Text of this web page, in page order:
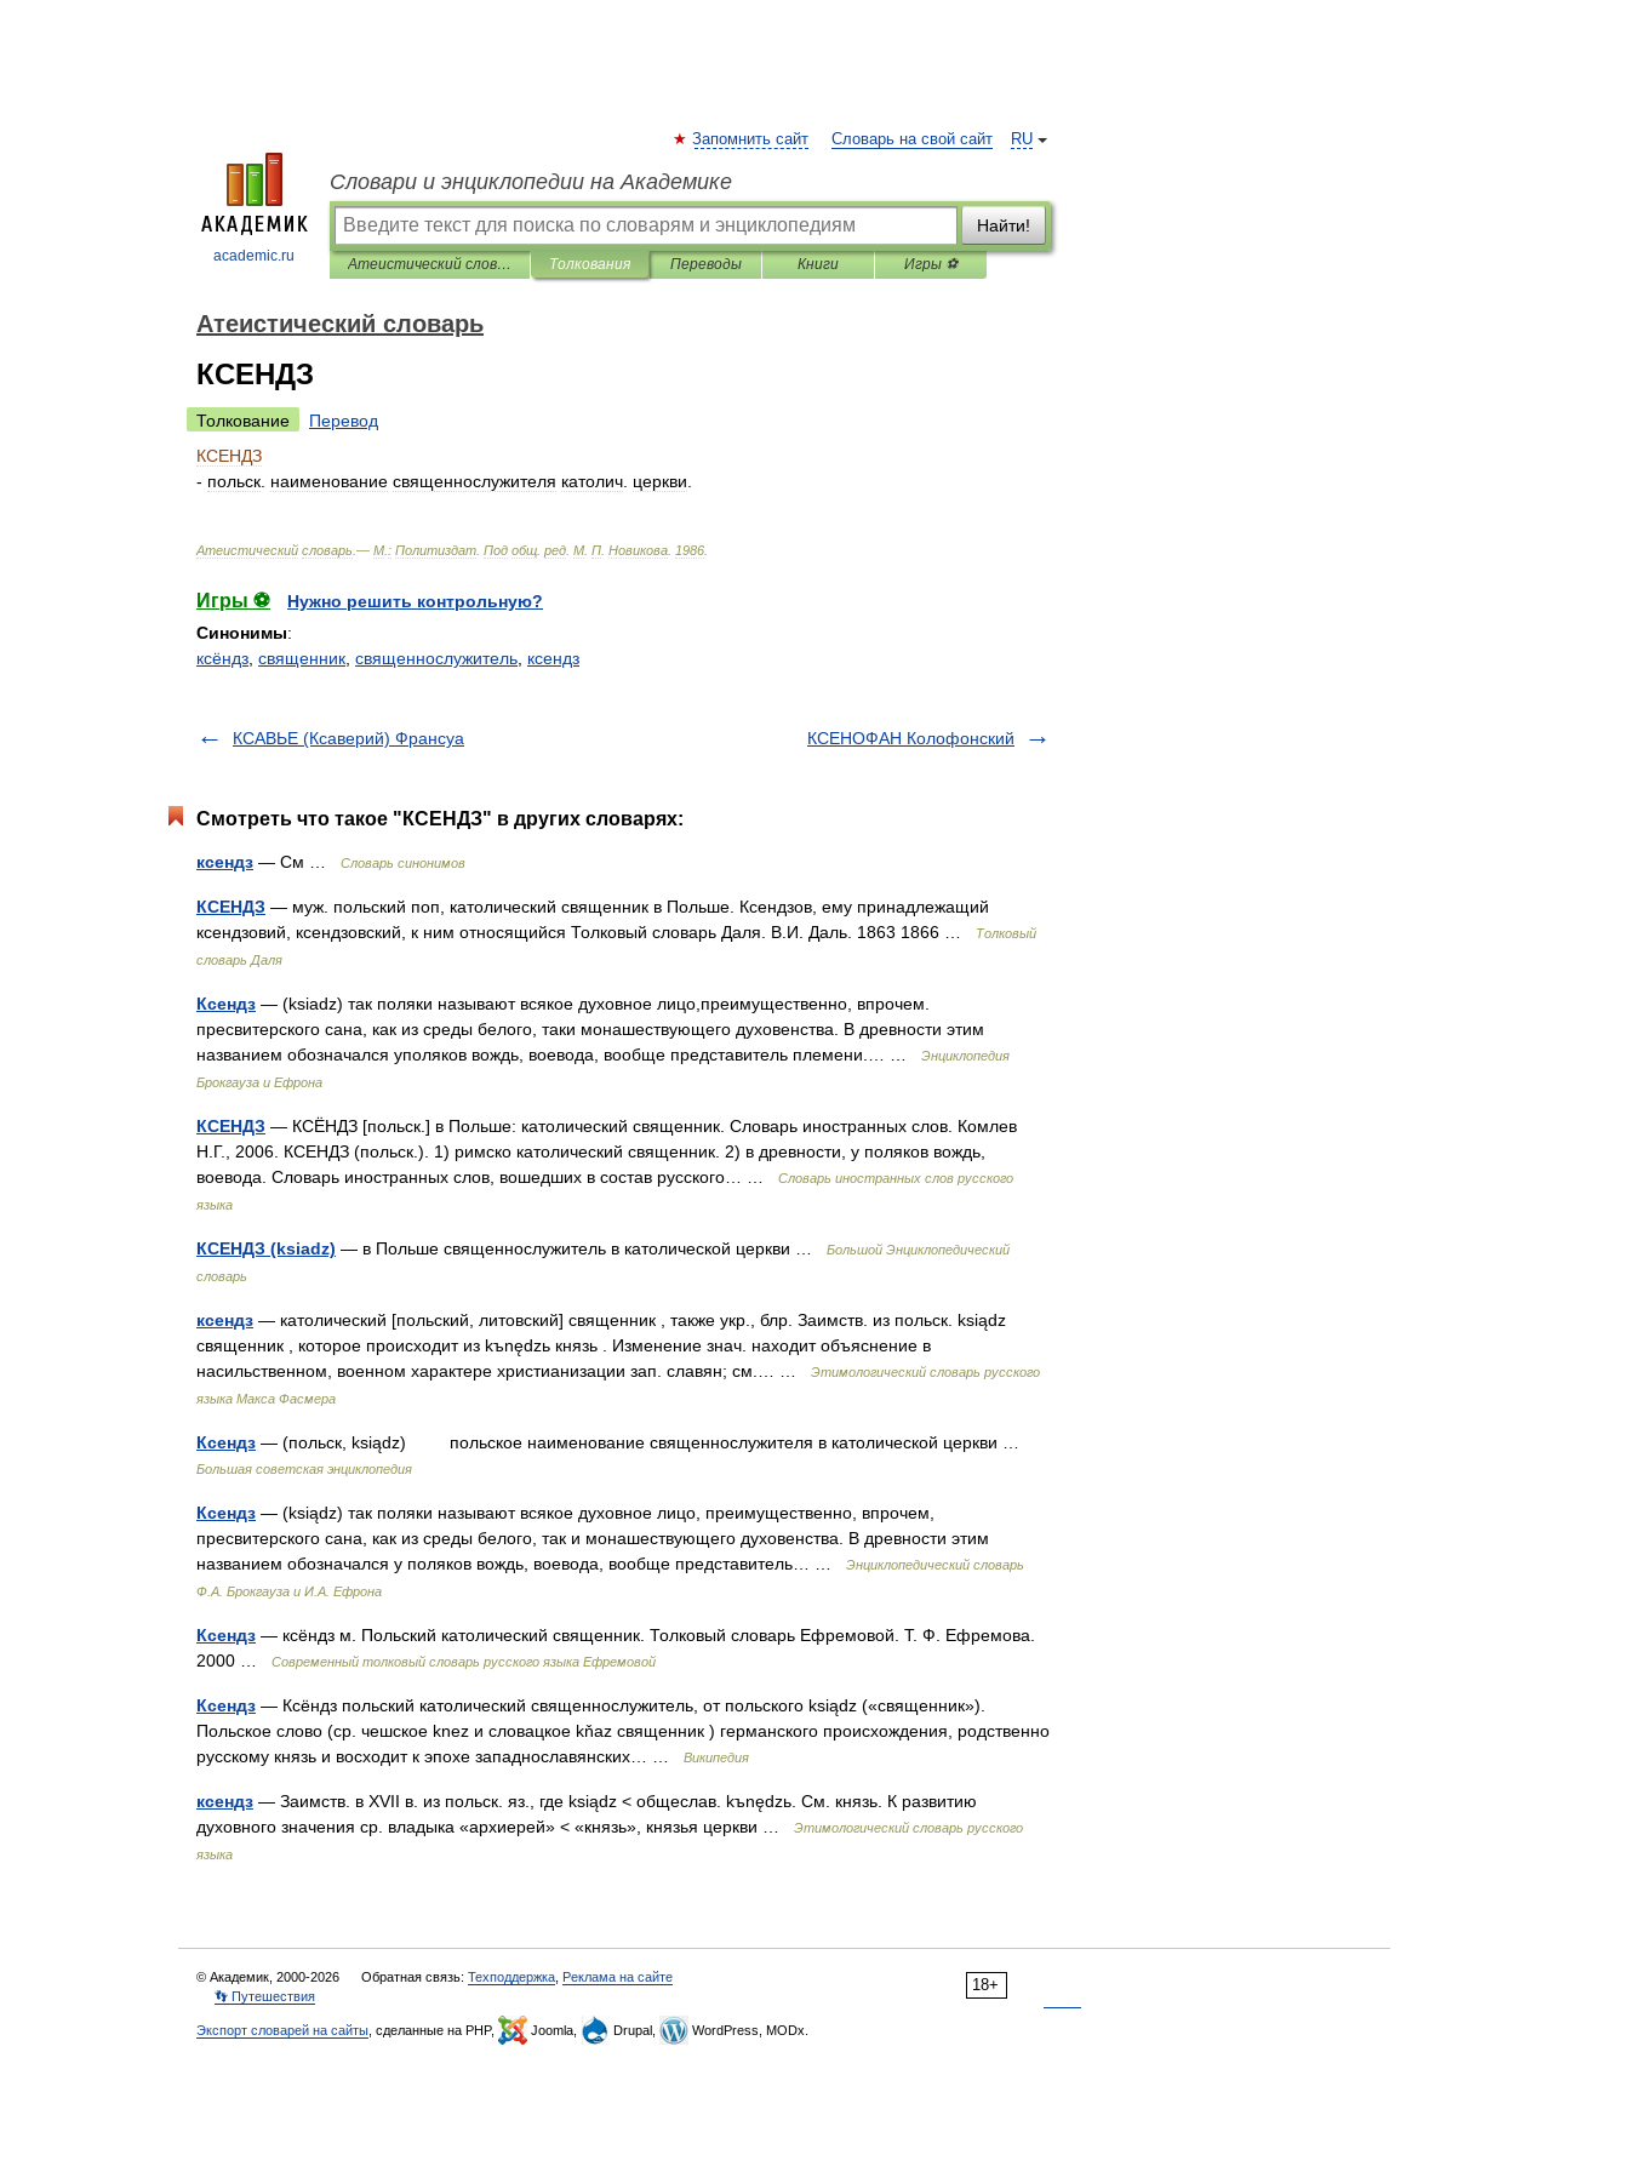
academic.ru
RU
Запомнить сайт Словарь на свой сайт
Словари и энциклопедии на Академике
Найти!
Атеистический словарь Толкования Переводы Книги Игры ⚽
Атеистический словарь
КСЕНДЗ
Толкование
Перевод
КСЕНДЗ
- польск наименование священнослужителя католич церкви
Атеистический словарь .— М : Политиздат Под общ ред М П Новикова 1986
Игры ⚽
Нужно решить контрольную?
Синонимы:
ксёндз священник священнослужитель ксендз
КСАВЬЕ (Ксаверий) Франсуа КСЕНОФАН Колофонский
Смотреть что такое "КСЕНДЗ" в других словарях:
ксендз — См … Словарь синонимов
КСЕНДЗ — муж. польский поп, католический священник в Польше. Ксендзов, ему принадлежащий
ксендзовий, ксендзовский, к ним относящийся Толковый словарь Даля. В.И. Даль. 1863 1866 …
Толковый
словарь Даля
Ксендз — (ksiadz) так поляки называют всякое духовное лицо,преимущественно, впрочем.
пресвитерского сана, как из среды белого, таки монашествующего духовенства. В древности этим
названием обозначался уполяков вождь, воевода, вообще представитель племени.… …
Энциклопедия
Брокгауза и Ефрона
КСЕНДЗ — КСЁНДЗ [польск.] в Польше: католический священник. Словарь иностранных слов. Комлев
Н.Г., 2006. КСЕНДЗ (польск.). 1) римско католический священник. 2) в древности, у поляков вождь,
воевода. Словарь иностранных слов, вошедших в состав русского… …
Словарь иностранных слов русского
языка
КСЕНДЗ (ksiadz) — в Польше священнослужитель в католической церкви …
Большой Энциклопедический
словарь
ксендз — католический [польский, литовский] священник , также укр., блр. Заимств. из польск. ksiądz
священник , которое происходит из kъnędzь князь . Изменение знач. находит объяснение в
насильственном, военном характере христианизации зап. славян; см.… …
Этимологический словарь русского
языка Макса Фасмера
Ксендз — (польск, ksiądz) польское наименование священнослужителя в католической церкви …
Большая советская энциклопедия
Ксендз — (ksiądz) так поляки называют всякое духовное лицо, преимущественно, впрочем,
пресвитерского сана, как из среды белого, так и монашествующего духовенства. В древности этим
названием обозначался у поляков вождь, воевода, вообще представитель… …
Энциклопедический словарь
Ф.А. Брокгауза и И.А. Ефрона
Ксендз — ксёндз м. Польский католический священник. Толковый словарь Ефремовой. Т. Ф. Ефремова.
2000 …
Современный толковый словарь русского языка Ефремовой
Ксендз — Ксёндз польский католический священнослужитель, от польского ksiądz («священник»).
Польское слово (ср. чешское knez и словацкое kňaz священник ) германского происхождения, родственно
русскому князь и восходит к эпохе западнославянских… …
Википедия
ксендз — Заимств. в XVII в. из польск. яз., где ksiądz < общеслав. kъnędzь. См. князь. К развитию
духовного значения ср. владыка «архиерей» < «князь», князья церкви …
Этимологический словарь русского
языка
18+
© Академик, 2000-2026 Обратная связь: Техподдержка Реклама на сайте
👣 Путешествия
Экспорт словарей на сайты , сделанные на PHP, Joomla, Drupal, WordPress, MODx.